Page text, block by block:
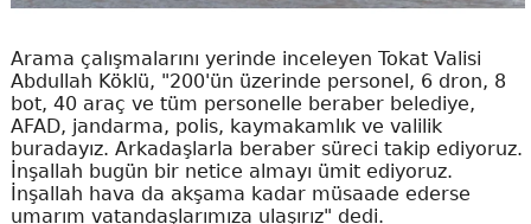
Arama çalışmalarını yerinde inceleyen Tokat Valisi
Abdullah Köklü, "200'ün üzerinde personel, 6 dron, 8
bot, 40 araç ve tüm personelle beraber belediye,
AFAD, jandarma, polis, kaymakamlık ve valilik
buradayız. Arkadaşlarla beraber süreci takip ediyoruz.
İnşallah bugün bir netice almayı ümit ediyoruz.
İnşallah hava da akşama kadar müsaade ederse
umarım vatandaşlarımıza ulaşırız" dedi.